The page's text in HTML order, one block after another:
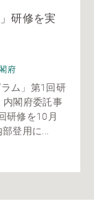
研修を実
府
ム」第1回研
内閣府委託事
研修を10月
登用に...